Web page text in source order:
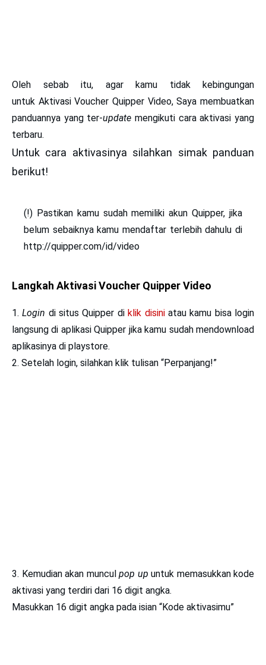
Oleh sebab itu, agar kamu tidak kebingungan
untuk Aktivasi Voucher Quipper Video, Saya membuatkan
panduannya yang ter-update mengikuti cara aktivasi yang
terbaru.
Untuk cara aktivasinya silahkan simak panduan
berikut!
(!) Pastikan kamu sudah memiliki akun Quipper, jika
belum sebaiknya kamu mendaftar terlebih dahulu di
http://quipper.com/id/video
Langkah Aktivasi Voucher Quipper Video
1.Login di situs Quipper diklik disini atau kamu bisa login
langsung di aplikasi Quipper jika kamu sudah mendownload
aplikasinya di playstore.
2. Setelah login, silahkan klik tulisan “Perpanjang!”
3. Kemudian akan muncul pop up untuk memasukkan kode
aktivasi yang terdiri dari 16 digit angka.
Masukkan 16 digit angka pada isian “Kode aktivasimu”